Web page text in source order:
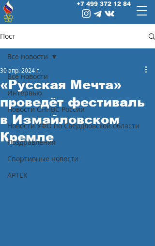
+7 499 372 12 84
Пост
Все новости
Интервью
Новости СННВС России
Новости УФО по Свердловской области
Поздравления
Спортивные новости
АРТЕК
Все новости
«Русская Мечта»
проведёт фестиваль
в Измайловском
Кремле
30 апр. 2024 г.